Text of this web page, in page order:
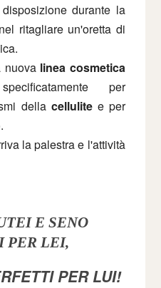
durante la
ritagliare un'oretta di
nuova linea cosmetica
per
della cellulitee per
.
la palestra e l'attività
E SENO
PER LEI,
PER LUI!